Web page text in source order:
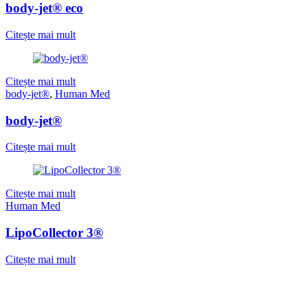
body-jet® eco
Citește mai mult
Citește mai mult
body-jet®, Human Med
body-jet®
Citește mai mult
Citește mai mult
Human Med
LipoCollector 3®
Citește mai mult